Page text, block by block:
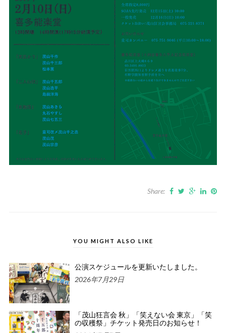
Share:
YOU MIGHT ALSO LIKE
公演スケジュールを更新いたしました。
2026年7月29日
「茂山狂言会 秋」「笑えない会 東京」「笑
の収穫祭」チケット発売日のお知らせ！